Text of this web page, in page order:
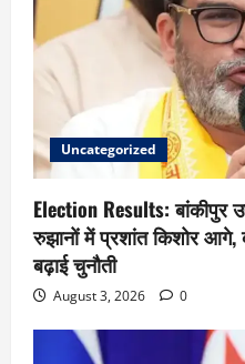
Uncategorized
Election Results: बांकीपुर
रुझानों में प्रशांत किशोर
बढ़ाई चुनौती
August 3, 2026 0